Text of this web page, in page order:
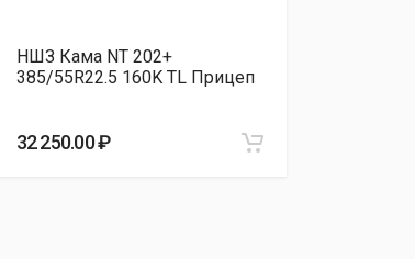
НШЗ Кама NT 202+
385/55R22.5 160K TL Прицеп
32 250.00 ₽